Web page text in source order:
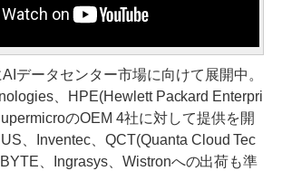
データセンター市場に向けて展開中。
、HPE(Hewlett Packard Enterpri
のOEM 4社に対して提供を開
、Inventec、QCT(Quanta Cloud Tec
、Ingrasys、Wistronへの出荷も準